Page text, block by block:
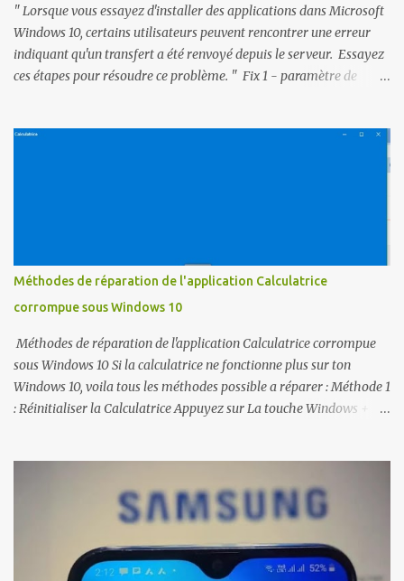
" Lorsque vous essayez d'installer des applications dans Microsoft
Windows 10, certains utilisateurs peuvent rencontrer une erreur
indiquant qu'un transfert a été renvoyé depuis le serveur. Essayez
ces étapes pour résoudre ce problème. " Fix 1 - paramètre de
1- Maintenez la touche Windows et appuyez sur " R ". 2- Tapez
Valeur mesurée " sur " 0 ". Correctif 2 - Stratégies de group...
Méthodes de réparation de l'application Calculatrice
corrompue sous Windows 10
Méthodes de réparation de l'application Calculatrice corrompue
sous Windows 10 Si la calculatrice ne fonctionne plus sur ton
Windows 10, voila tous les méthodes possible a réparer : Méthode 1
: Réinitialiser la Calculatrice Appuyez sur La touche Windows + I
d'utilisation du Stockage usage et de réinitialisation d'applications.
Cliquez sur Réinitialiser et encore une fois sur le bouton
enregistrer les applications Windows 10 à l'aide de PowerShell